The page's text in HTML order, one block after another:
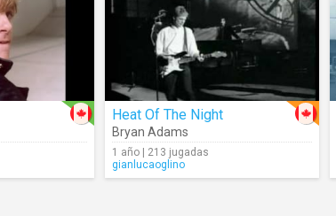
Heat Of The Night
Bryan Adams
1 año | 213 jugadas
gianlucaoglino